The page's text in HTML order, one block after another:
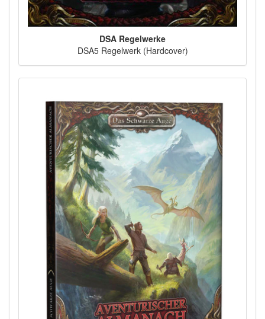
DSA Regelwerke
DSA5 Regelwerk (Hardcover)